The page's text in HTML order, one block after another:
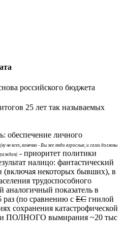
российского бюджета
25 лет так называемых
обеспечение личного
(ну не всех, конечно - Вы же люди взрослые, и сами должны
- приоритет политики
налицо: фантастический
(включая некоторых бывших), в
трудоспособного
показатель в
раз (по сравнению с ЕС гнилой
сохранения катастрофической
и ПОЛНОГО вымирания ~20 тыс